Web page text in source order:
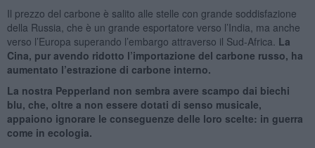
Il prezzo del carbone è salito alle stelle con grande soddisfazione
della Russia, che è un grande esportatore verso l’India, ma anche
verso l’Europa superando l’embargo attraverso il Sud-Africa. La
Cina, pur avendo ridotto l’importazione del carbone russo, ha
aumentato l’estrazione di carbone interno.
La nostra Pepperland non sembra avere scampo dai biechi
blu, che, oltre a non essere dotati di senso musicale,
appaiono ignorare le conseguenze delle loro scelte: in guerra
come in ecologia.